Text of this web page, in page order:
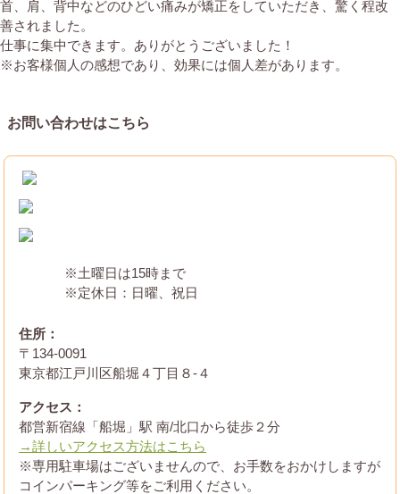
首、肩、背中などのひどい痛みが矯正をしていただき、驚く程改
善されました。
仕事に集中できます。ありがとうございました！
※お客様個人の感想であり、効果には個人差があります。
お問い合わせはこちら
※土曜日は15時まで
※定休日：日曜、祝日
住所：
〒134-0091
東京都江戸川区船堀４丁目８-４
アクセス：
都営新宿線「船堀」駅 南/北口から徒歩２分
→詳しいアクセス方法はこちら
※専用駐車場はございませんので、お手数をおかけしますが
コインパーキング等をご利用ください。